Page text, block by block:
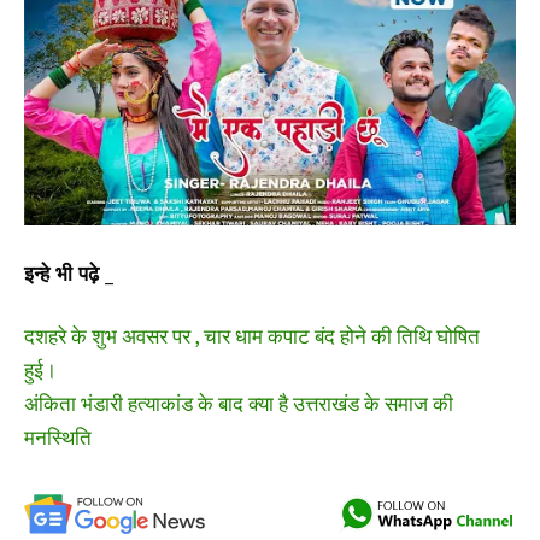
इन्हे भी पढ़े _
दशहरे के शुभ अवसर पर , चार धाम कपाट बंद होने की तिथि घोषित
हुई।
अंकिता भंडारी हत्याकांड के बाद क्या है उत्तराखंड के समाज की
मनस्थिति